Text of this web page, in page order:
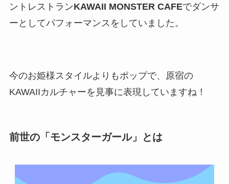
ントレストランKAWAII MONSTER CAFEでダンサ
ーとしてパフォーマンスをしていました。
今のお姫様スタイルよりもポップで、原宿の
KAWAIIカルチャーを見事に表現していますね！
前世の「モンスターガール」とは